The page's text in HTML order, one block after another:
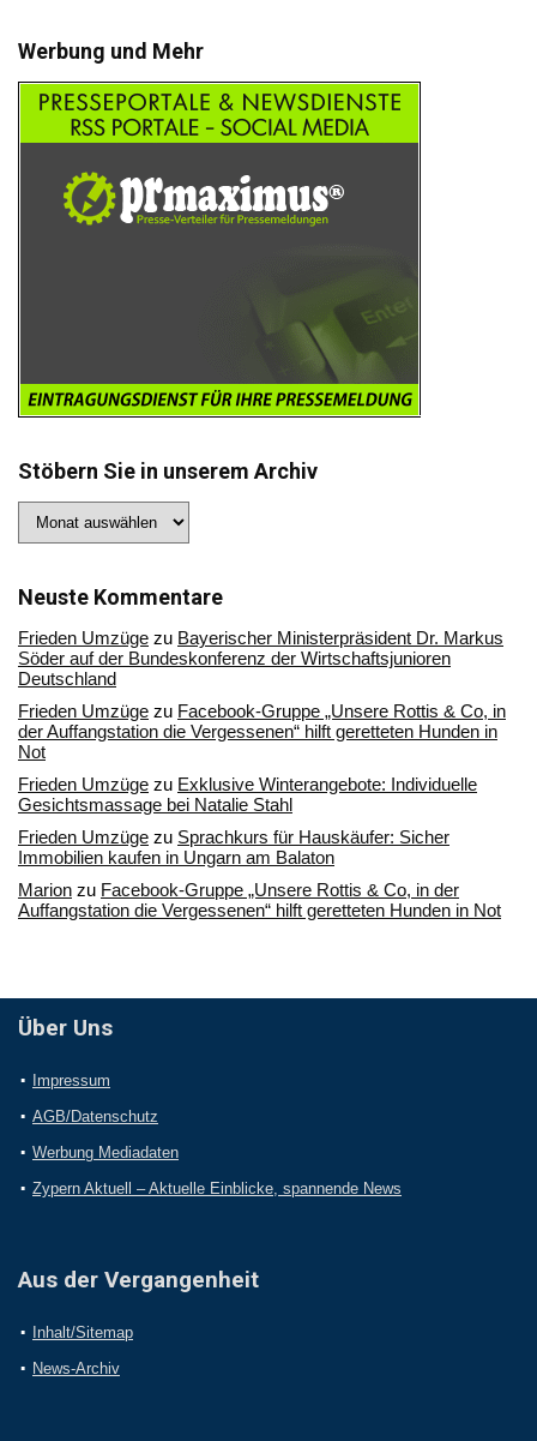
Werbung und Mehr
Stöbern Sie in unserem Archiv
Sie
Archiv
Neuste Kommentare
Frieden Umzüge zu Bayerischer Ministerpräsident Dr. Markus
Söder auf der Bundeskonferenz der Wirtschaftsjunioren
Deutschland
Frieden Umzüge zu Facebook-Gruppe „Unsere Rottis & Co, in
der Auffangstation die Vergessenen“ hilft geretteten Hunden in
Not
Frieden Umzüge zu Exklusive Winterangebote: Individuelle
Gesichtsmassage bei Natalie Stahl
Frieden Umzüge zu Sprachkurs für Hauskäufer: Sicher
Immobilien kaufen in Ungarn am Balaton
Marion zu Facebook-Gruppe „Unsere Rottis & Co, in der
Auffangstation die Vergessenen“ hilft geretteten Hunden in Not
Über Uns
Impressum
AGB/Datenschutz
Werbung Mediadaten
Zypern Aktuell – Aktuelle Einblicke, spannende News
Aus der Vergangenheit
Inhalt/Sitemap
News-Archiv